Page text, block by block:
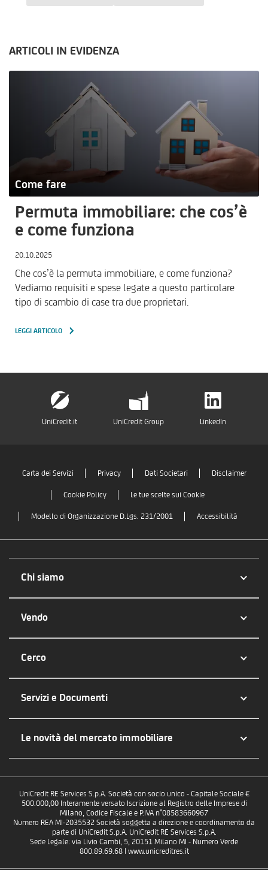
ARTICOLI IN EVIDENZA
Come fare
Permuta immobiliare: che cos’è
e come funziona
20.10.2025
Che cos’è la permuta immobiliare, e come funziona?
Vediamo requisiti e spese legate a questo particolare
tipo di scambio di case tra due proprietari.
LEGGI ARTICOLO
UniCredit.it UniCredit Group LinkedIn
Carta dei Servizi Privacy Dati Societari Disclaimer
Cookie Policy Le tue scelte sui Cookie
Modello di Organizzazione D.Lgs. 231/2001 Accessibilità
Chi siamo
Vendo
Cerco
Servizi e Documenti
Le novità del mercato immobiliare
UniCredit RE Services S.p.A. Società con socio unico - Capitale Sociale €
500.000,00 Interamente versato Iscrizione al Registro delle Imprese di
Milano, Codice Fiscale e P.IVA n°08583660967
Numero REA MI-2035532 Società soggetta a direzione e coordinamento da
parte di UniCredit S.p.A. UniCredit RE Services S.p.A.
Sede Legale: via Livio Cambi, 5, 20151 Milano MI - Numero Verde
800.89.69.68 | www.unicreditres.it